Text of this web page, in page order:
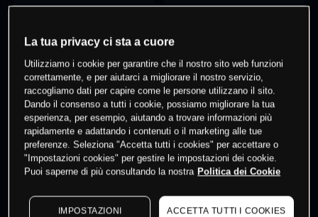
0 % dei clienti hanno posizioni
questo prodotto
Fai trading
I prezzi sono solo indicativi. Accediper vedere gli ultimi
La tua privacy ci sta a cuore
Utilizziamo i cookie per garantire che il nostro sito web funzioni
correttamente, e per aiutarci a migliorare il nostro servizio,
raccogliamo dati per capire come le persone utilizzano il sito.
Dando il consenso a tutti i cookie, possiamo migliorare la tua
esperienza, per esempio, aiutando a trovare informazioni più
rapidamente e adattando i contenuti o il marketing alle tue
preferenze. Seleziona "Accetta tutti i cookies" per accettare o
"Impostazioni cookies" per gestire le impostazioni dei cookie.
Puoi saperne di più consultando la nostra Politica dei Cookie
IMPOSTAZIONI
ACCETTA TUTTI I COOKIES